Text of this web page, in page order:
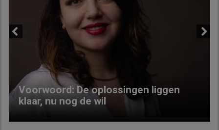
Voorwoord: De oplossingen liggen
klaar, nu nog de wil